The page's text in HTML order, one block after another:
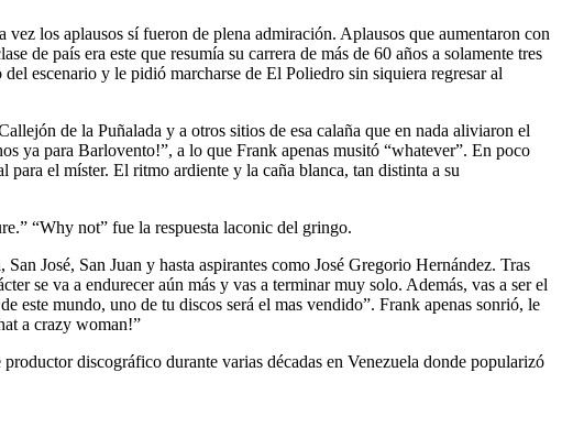
los aplausos sí fueron de plena admiración. Aplausos que aumentaron con
de país era este que resumía su carrera de más de 60 años a solamente tres
escenario y le pidió marcharse de El Poliedro sin siquiera regresar al
de la Puñalada y a otros sitios de esa calaña que en nada aliviaron el
ya para Barlovento!”, a lo que Frank apenas musitó “whatever”. En poco
para el míster. El ritmo ardiente y la caña blanca, tan distinta a su
“Why not” fue la respuesta laconic del gringo.
José, San Juan y hasta aspirantes como José Gregorio Hernández. Tras
se va a endurecer aún más y vas a terminar muy solo. Además, vas a ser el
mundo, uno de tu discos será el mas vendido”. Frank apenas sonrió, le
a crazy woman!”
discográfico durante varias décadas en Venezuela donde popularizó